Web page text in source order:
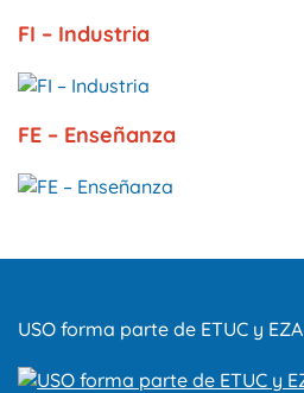
FI – Industria
FE – Enseñanza
USO forma parte de ETUC y EZA